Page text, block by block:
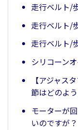
走行ベルト/
走行ベルト/
走行ベルト/
シリコーン
【アジャス
節はどのよ
モーターが
いのですが？